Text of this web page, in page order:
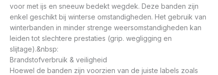
voor met ijs en sneeuw bedekt wegdek. Deze banden zijn
enkel geschikt bij winterse omstandigheden. Het gebruik van
winterbanden in minder strenge weersomstandigheden kan
leiden tot slechtere prestaties (grip. wegligging en
slijtage).&nbsp:
Brandstofverbruik & veiligheid
Hoewel de banden zijn voorzien van de juiste labels zoals